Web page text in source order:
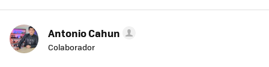
Antonio Cahun
Colaborador